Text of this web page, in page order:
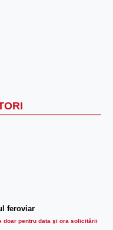
feroviar
doar pentru data şi ora solicitării